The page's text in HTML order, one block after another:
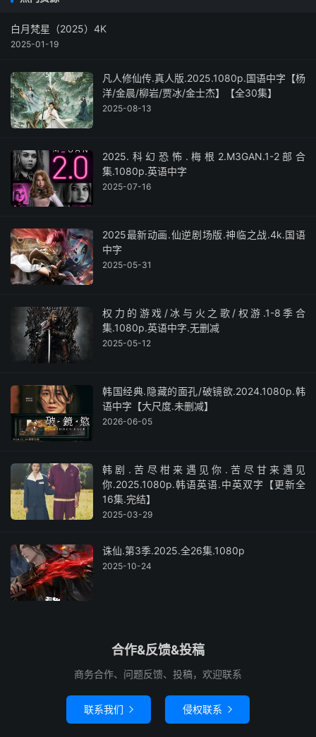
白月梵星（2025）4K
2025-01-19
凡人修仙传.真人版.2025.1080p.国语中字【杨
洋/金晨/柳岩/贾冰/金士杰】【全30集】
2025-08-13
2025.科幻恐怖.梅根2.M3GAN.1-2部合
集.1080p.英语中字
2025-07-16
2025最新动画.仙逆剧场版.神临之战.4k.国语
中字
2025-05-31
权力的游戏/冰与火之歌/权游.1-8季合
集.1080p.英语中字.无删减
2025-05-12
韩国经典.隐藏的面孔/破镜欲.2024.1080p.韩
语中字【大尺度.未删减】
2026-06-05
韩剧.苦尽柑来遇见你.苦尽甘来遇见
你.2025.1080p.韩语英语.中英双字【更新全
16集.完结】
2025-03-29
诛仙.第3季.2025.全26集.1080p
2025-10-24
合作&反馈&投稿
商务合作、问题反馈、投稿，欢迎联系
联系我们  侵权联系 